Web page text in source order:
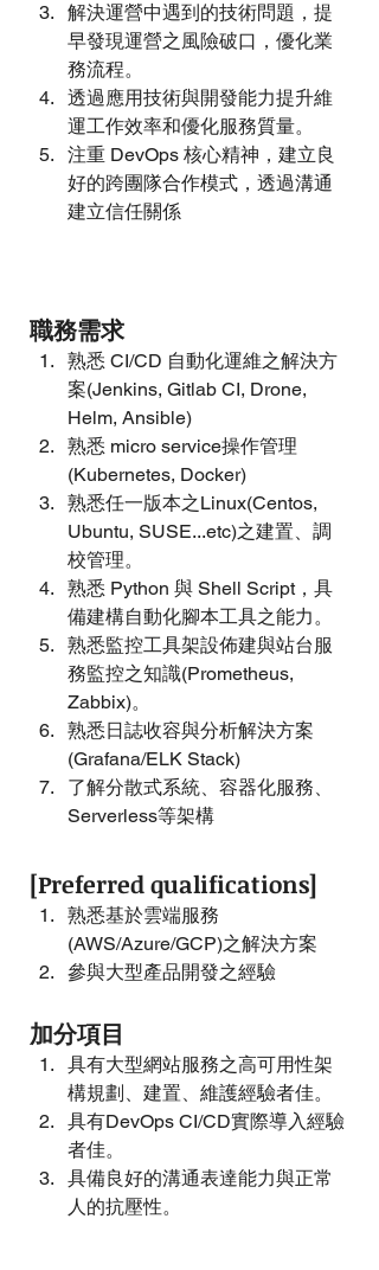
解決運營中遇到的技術問題，提
早發現運營之風險破口，優化業
務流程。
透過應用技術與開發能力提升維
運工作效率和優化服務質量。
注重 DevOps 核心精神，建立良
好的跨團隊合作模式，透過溝通
建立信任關係
職務需求
熟悉 CI/CD 自動化運維之解決方
案(Jenkins, Gitlab CI, Drone,
Helm, Ansible)
熟悉 micro service操作管理
(Kubernetes, Docker)
熟悉任一版本之Linux(Centos,
Ubuntu, SUSE...etc)之建置、調
校管理。
熟悉 Python 與 Shell Script，具
備建構自動化腳本工具之能力。
熟悉監控工具架設佈建與站台服
務監控之知識(Prometheus,
Zabbix)。
熟悉日誌收容與分析解決方案
(Grafana/ELK Stack)
了解分散式系統、容器化服務、
Serverless等架構
[Preferred qualifications]
熟悉基於雲端服務
(AWS/Azure/GCP)之解決方案
參與大型產品開發之經驗
加分項目
具有大型網站服務之高可用性架
構規劃、建置、維護經驗者佳。
具有DevOps CI/CD實際導入經驗
者佳。
具備良好的溝通表達能力與正常
人的抗壓性。